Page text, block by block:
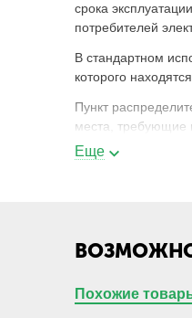
срока
потребителей
В стандартном
которого
Пункт
места, требующие
Пункт ПР
Еще
Похожие